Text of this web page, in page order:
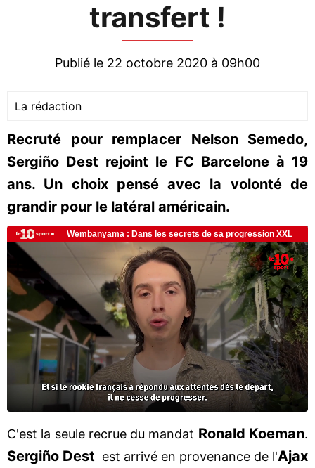
transfert !
Publié le 22 octobre 2020 à 09h00
La rédaction
Recruté pour remplacer Nelson Semedo,
Sergiño Dest rejoint le FC Barcelone à 19
ans. Un choix pensé avec la volonté de
grandir pour le latéral américain.
C'est la seule recrue du mandat Ronald Koeman.
Sergiño Dest est arrivé en provenance de l'Ajax